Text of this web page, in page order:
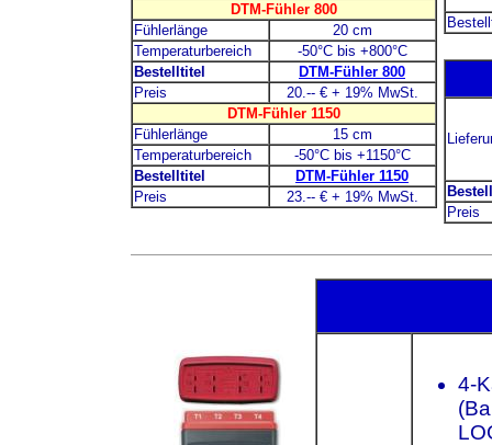
DTM-Fühler 800
Fühlerlänge
20 cm
Temperaturbereich
-50°C bis +800°C
Bestelltitel
DTM-Fühler 800
Preis
20.-- € + 19% MwSt.
DTM-Fühler 1150
Fühlerlänge
15 cm
Temperaturbereich
-50°C bis +1150°C
Bestelltitel
DTM-Fühler 1150
Preis
23.-- € + 19% MwSt.
Preis
4-